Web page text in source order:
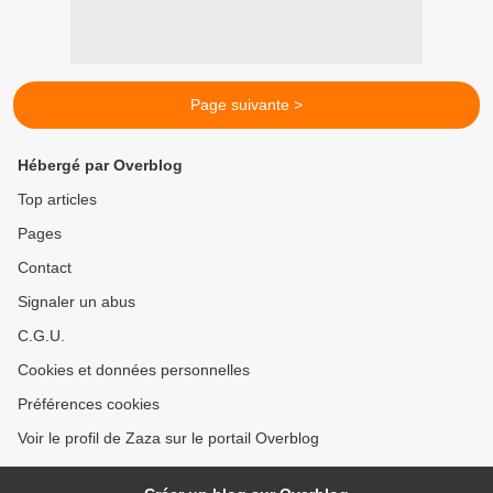
Page suivante >
Hébergé par Overblog
Top articles
Pages
Contact
Signaler un abus
C.G.U.
Cookies et données personnelles
Préférences cookies
Voir le profil de Zaza sur le portail Overblog